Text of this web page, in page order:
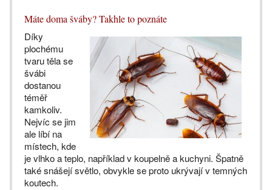
Máte doma šváby? Takhle to poznáte
Díky
plochému
tvaru těla se
švábi
dostanou
téměř
kamkoliv.
Nejvíc se jim
ale líbí na
místech, kde
je vlhko a teplo, například v koupelně a kuchyni. Špatně
také snášejí světlo, obvykle se proto ukrývají v temných
koutech.